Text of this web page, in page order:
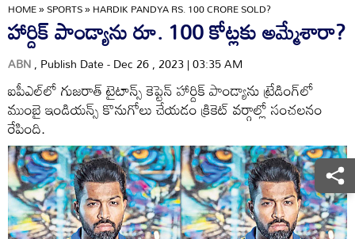
HOME»SPORTS»HARDIK PANDYA RS. 100 CRORE SOLD?
హార్దిక్‌ పాండ్యాను రూ. 100 కోట్లకు అమ్మేశారా?
ABN, Publish Date - Dec 26 , 2023 | 03:35 AM
ఐపీఎల్‌లో గుజరాత్‌ టైటాన్స్‌ కెప్టెన్‌ హార్దిక్‌ పాండ్యాను ట్రేడింగ్‌లో
ముంబై ఇండియన్స్‌ కొనుగోలు చేయడం క్రికెట్‌ వర్గాల్లో సంచలనం
రేపింది.